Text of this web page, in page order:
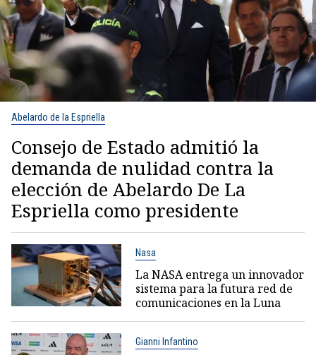
Abelardo de la Espriella
Consejo de Estado admitió la
demanda de nulidad contra la
elección de Abelardo De La
Espriella como presidente
Nasa
La NASA entrega un innovador
sistema para la futura red de
comunicaciones en la Luna
Gianni Infantino